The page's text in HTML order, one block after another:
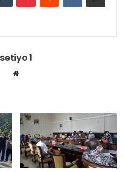
setiyo 1
Website